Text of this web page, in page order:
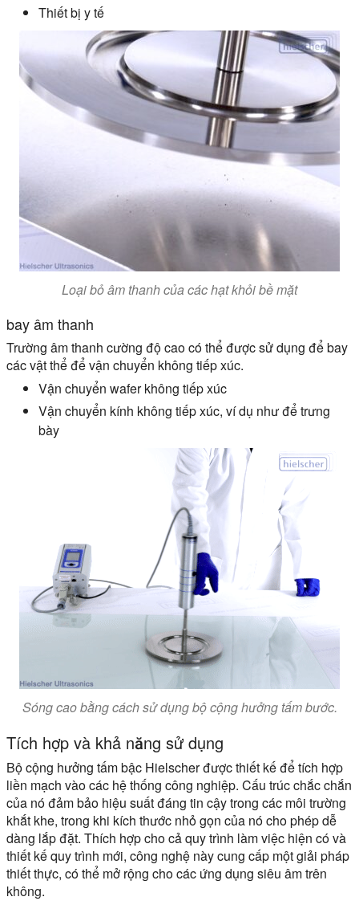
Thiết bị y tế
Loại bỏ âm thanh của các hạt khỏi bề mặt
bay âm thanh
Trường âm thanh cường độ cao có thể được sử dụng để bay
các vật thể để vận chuyển không tiếp xúc.
Vận chuyển wafer không tiếp xúc
Vận chuyển kính không tiếp xúc, ví dụ như để trưng
bày
Sóng cao bằng cách sử dụng bộ cộng hưởng tấm bước.
Tích hợp và khả năng sử dụng
Bộ cộng hưởng tấm bậc Hielscher được thiết kế để tích hợp
liền mạch vào các hệ thống công nghiệp. Cấu trúc chắc chắn
của nó đảm bảo hiệu suất đáng tin cậy trong các môi trường
khắt khe, trong khi kích thước nhỏ gọn của nó cho phép dễ
dàng lắp đặt. Thích hợp cho cả quy trình làm việc hiện có và
thiết kế quy trình mới, công nghệ này cung cấp một giải pháp
thiết thực, có thể mở rộng cho các ứng dụng siêu âm trên
không.